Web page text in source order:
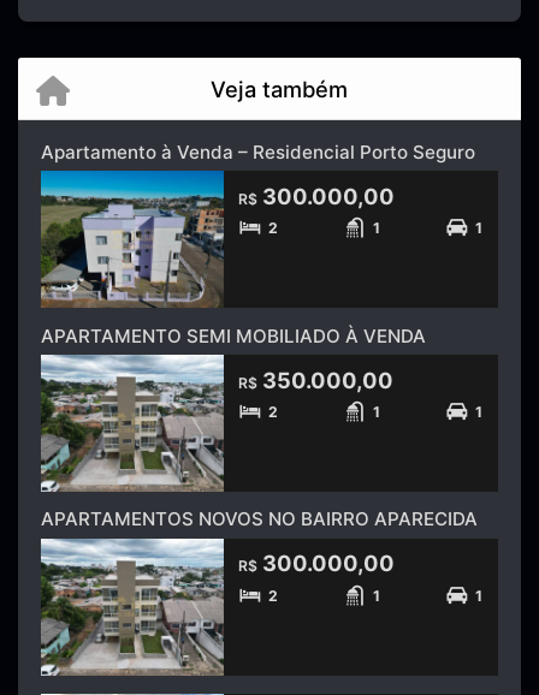
Veja também
Apartamento à Venda – Residencial Porto Seguro
R$ 300.000,00
2 1 1
APARTAMENTO SEMI MOBILIADO À VENDA
R$ 350.000,00
2 1 1
APARTAMENTOS NOVOS NO BAIRRO APARECIDA
R$ 300.000,00
2 1 1